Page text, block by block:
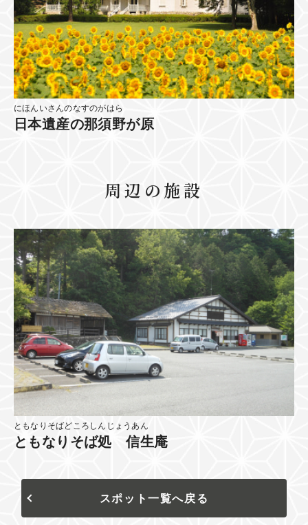
にほんいさんのなすのがはら
日本遺産の那須野が原
周辺の施設
ともなりそばどころしんじょうあん
ともなりそば処 信生庵
スポット一覧へ戻る